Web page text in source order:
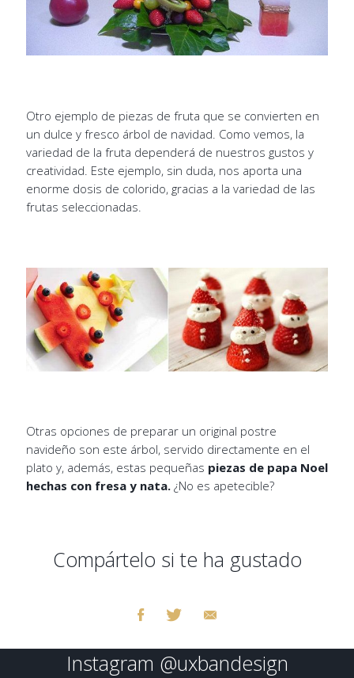
Otro ejemplo de piezas de fruta que se convierten en
un dulce y fresco árbol de navidad. Como vemos, la
variedad de la fruta dependerá de nuestros gustos y
creatividad. Este ejemplo, sin duda, nos aporta una
enorme dosis de colorido, gracias a la variedad de las
frutas seleccionadas.
Otras opciones de preparar un original postre
navideño son este árbol, servido directamente en el
plato y, además, estas pequeñas piezas de papa Noel
hechas con fresa y nata.¿No es apetecible?
Compártelo si te ha gustado
Instagram @uxbandesign